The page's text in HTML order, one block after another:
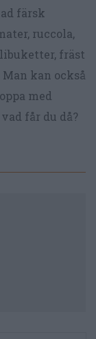
färsk
ruccola,
fräst
kan också
med
får du då?